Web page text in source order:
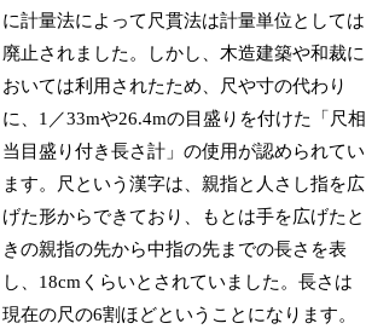
に計量法によって尺貫法は計量単位としては
廃止されました。しかし、木造建築や和裁に
おいては利用されたため、尺や寸の代わり
に、1／33mや26.4mの目盛りを付けた「尺相
当目盛り付き長さ計」の使用が認められてい
ます。尺という漢字は、親指と人さし指を広
げた形からできており、もとは手を広げたと
きの親指の先から中指の先までの長さを表
し、18cmくらいとされていました。長さは
現在の尺の6割ほどということになります。